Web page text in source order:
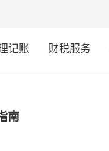
记账 财税服务
南